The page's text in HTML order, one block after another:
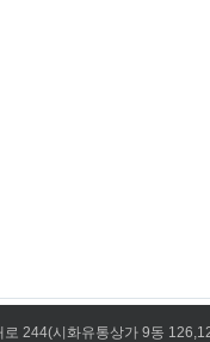
로 244(시화유통상가 9동